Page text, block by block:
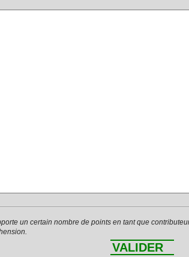
un certain nombre de points en tant que
VALIDER